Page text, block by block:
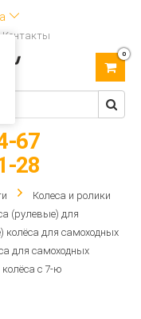
Контакты
0
67
28
Колеса и ролики
(рулевые) для
колёса для самоходных
для самоходных
с 7-ю